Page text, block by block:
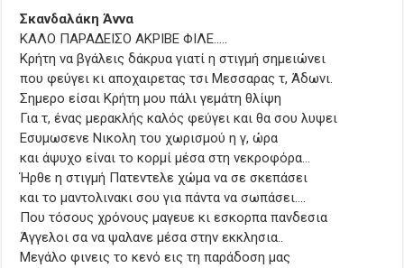
Σκανδαλάκη Άννα
ΚΑΛΟ ΠΑΡΑΔΕΙΣΟ ΑΚΡΙΒΕ ΦΙΛΕ…..
Κρήτη να βγάλεις δάκρυα γιατί η στιγμή σημειώνει
που φεύγει κι αποχαιρετας τσι Μεσσαρας τ, Άδωνι.
Σημερο είσαι Κρήτη μου πάλι γεμάτη θλίψη
Για τ, ένας μερακλής καλός φεύγει και θα σου λυψει
Εσυμωσενε Νικολη του χωρισμού η γ, ώρα
και άψυχο είναι το κορμί μέσα στη νεκροφόρα…
Ήρθε η στιγμή Πατεντελε χώμα να σε σκεπάσει
και το μαντολινακι σου για πάντα να σωπάσει….
Που τόσους χρόνους μαγευε κι εσκορπα πανδεσια
Άγγελοι σα να ψαλανε μέσα στην εκκλησια..
Μεγάλο φινεις το κενό εις τη παράδοση μας